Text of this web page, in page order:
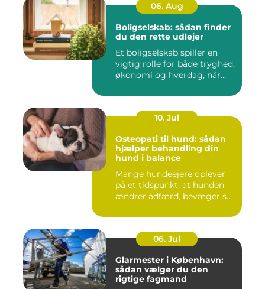
06. Aug
Boligselskab: sådan finder
du den rette udlejer
Et boligselskab spiller en
vigtig rolle for både tryghed,
økonomi og hverdag, når...
10. Jul
Osteopati til hund: sådan
hjælper behandling din
hund i balance
Mange hundeejere oplever
på et tidspunkt, at hunden
ændrer adfærd, bevæger s...
06. Jul
Glarmester i København:
sådan vælger du den
rigtige fagmand